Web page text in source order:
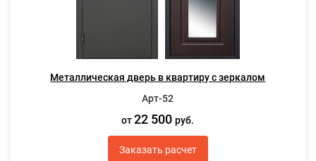
Металлическая дверь в квартиру с зеркалом
Арт-52
от22 500руб.
Заказать расчет